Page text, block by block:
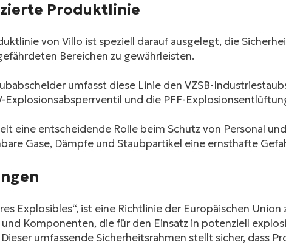
twitter
Produktlinie
von Villo ist speziell darauf ausgelegt, die
Bereichen zu gewährleisten.
umfasst diese Linie den VZSB-
Explosionsabsperrventil und die PFF-
eine entscheidende Rolle beim Schutz von Personal
Gase, Dämpfe und Staubpartikel eine ernsthafte
Explosibles“, ist eine Richtlinie der Europäischen Union
Komponenten, die für den Einsatz in potenziell
umfassende Sicherheitsrahmen stellt sicher, dass